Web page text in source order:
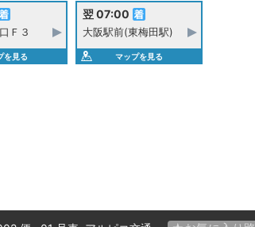
Ｆ３
を見る
翌 07:00
大阪駅前(東梅田駅)
マップを見る